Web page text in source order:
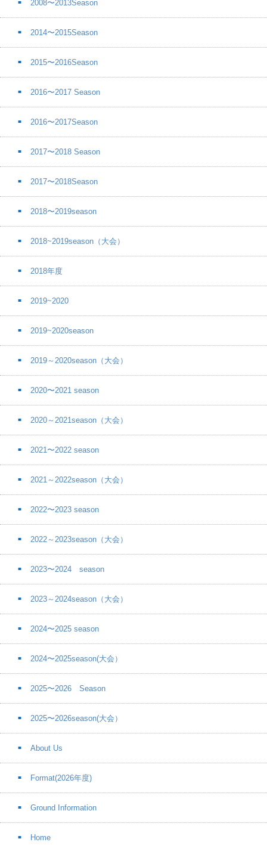
2008〜2013Season
2014〜2015Season
2015〜2016Season
2016〜2017 Season
2016〜2017Season
2017〜2018 Season
2017〜2018Season
2018〜2019season
2018~2019season（大会）
2018年度
2019~2020
2019~2020season
2019～2020season（大会）
2020〜2021 season
2020～2021season（大会）
2021〜2022 season
2021～2022season（大会）
2022〜2023 season
2022～2023season（大会）
2023〜2024 season
2023～2024season（大会）
2024〜2025 season
2024〜2025season(大会）
2025〜2026 Season
2025〜2026season(大会）
About Us
Format(2026年度)
Ground Information
Home